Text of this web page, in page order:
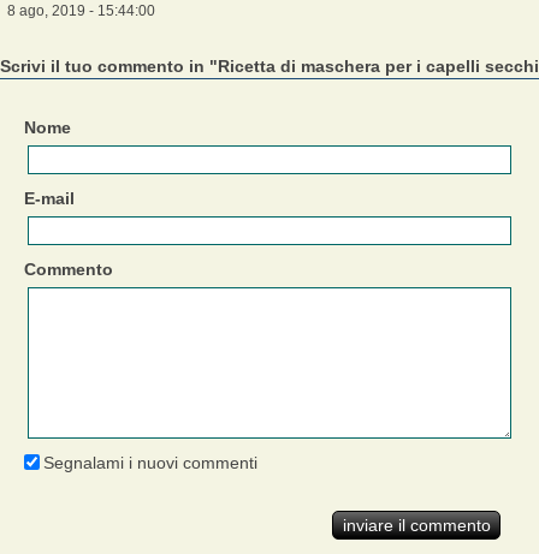
8 ago, 2019 - 15:44:00
Scrivi il tuo commento in "Ricetta di maschera per i capelli
Nome
E-mail
Commento
Segnalami i nuovi commenti